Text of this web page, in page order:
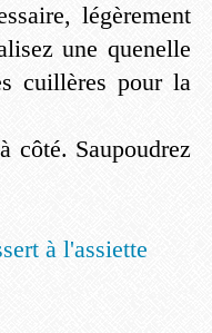
légèrement
une quenelle
cuillères pour la
côté. Saupoudrez